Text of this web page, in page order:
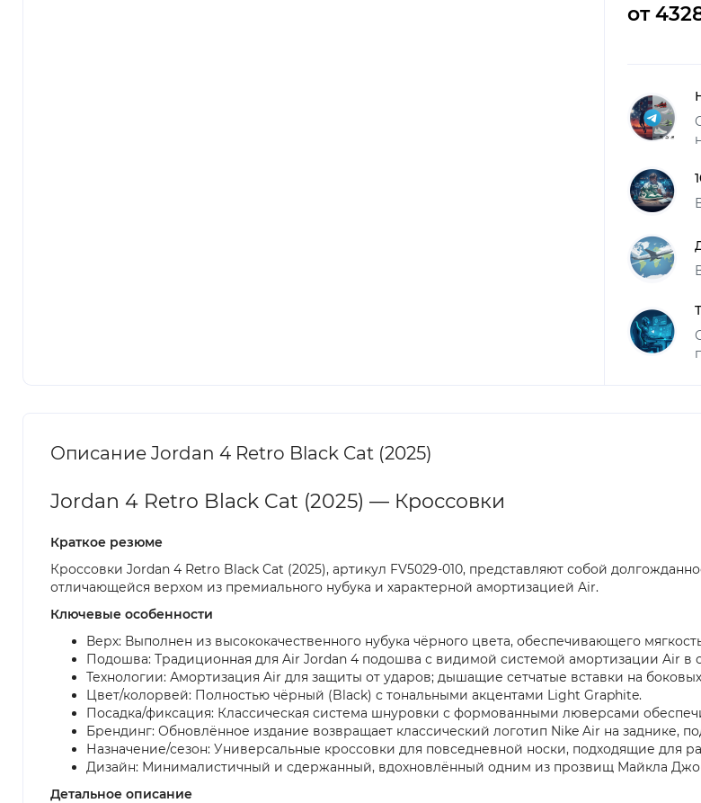
от
Описание Jordan 4 Retro Black Cat (2025)
Jordan 4 Retro Black Cat (2025) — Кроссовки
Краткое резюме
Кроссовки Jordan 4 Retro Black Cat (2025), артикул FV5029-010, представляют собой
отличающейся верхом из премиального нубука и характерной амортизацией Air.
Ключевые особенности
Верх: Выполнен из высококачественного нубука чёрного цвета, обеспечивающего
Подошва: Традиционная для Air Jordan 4 подошва с видимой системой амортизации Air в
Технологии: Амортизация Air для защиты от ударов; дышащие сетчатые вставки на
Цвет/колорвей: Полностью чёрный (Black) с тональными акцентами Light Graphite.
Посадка/фиксация: Классическая система шнуровки с формованными люверсами
Брендинг: Обновлённое издание возвращает классический логотип Nike Air на заднике,
Назначение/сезон: Универсальные кроссовки для повседневной носки, подходящие для
Дизайн: Минималистичный и сдержанный, вдохновлённый одним из прозвищ Майкла
Детальное описание